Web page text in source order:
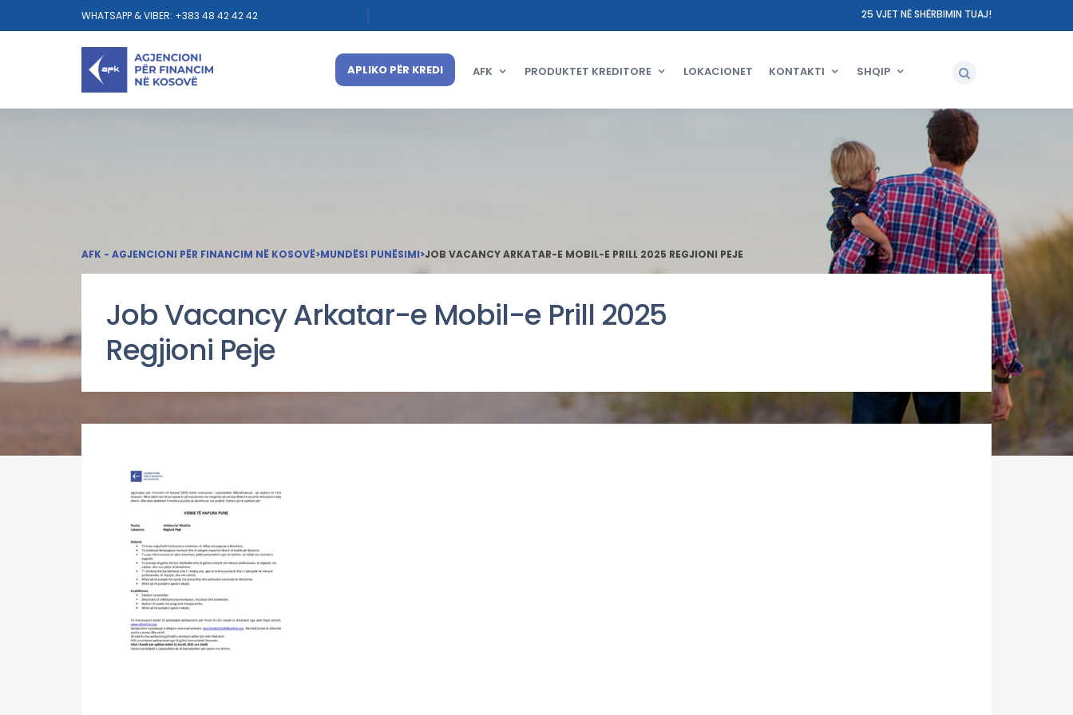
WHATSAPP & VIBER: +383 48 42 42 42 25 VJET NË SHËRBIMIN TUAJ!
APLIKO PËR KREDI AFK PRODUKTET KREDITORE LOKACIONET KONTAKTI SHQIP
AFK - AGJENCIONI PËR FINANCIM NË KOSOVË>MUNDËSI PUNËSIMI>JOB VACANCY ARKATAR-E MOBIL-E PRILL 2025 REGJIONI PEJE
Job Vacancy Arkatar-e Mobil-e Prill 2025
Regjioni Peje